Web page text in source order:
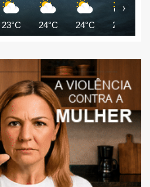
23°C 24°C 24°C 26°C
›